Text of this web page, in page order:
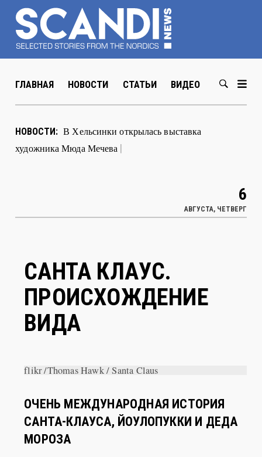
ГЛАВНАЯ НОВОСТИ СТАТЬИ ВИДЕО ABOUT US
НОВОСТИ: В Хельсинки открылась выставка
художника Мюда Мечева |
6
АВГУСТА, ЧЕТВЕРГ
САНТА КЛАУС.
ПРОИСХОЖДЕНИЕ
ВИДА
flikr /Thomas Hawk / Santa Claus
ОЧЕНЬ МЕЖДУНАРОДНАЯ ИСТОРИЯ
САНТА-КЛАУСА, ЙОУЛОПУККИ И ДЕДА
МОРОЗА